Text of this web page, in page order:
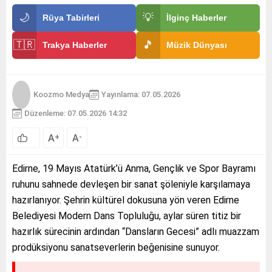
🌙 Rüya Tabirleri 💡 İlginç Haberler
🇹🇷 Trakya Haberler 🎵 Müzik Dünyası
Koozmo Medya Yayınlama: 07.05.2026
Düzenleme: 07.05.2026 14:32
A+ A-
Edirne, 19 Mayıs Atatürk’ü Anma, Gençlik ve Spor Bayramı
ruhunu sahnede devleşen bir sanat şöleniyle karşılamaya
hazırlanıyor. Şehrin kültürel dokusuna yön veren Edirne
Belediyesi Modern Dans Topluluğu, aylar süren titiz bir
hazırlık sürecinin ardından “Dansların Gecesi” adlı muazzam
prodüksiyonu sanatseverlerin beğenisine sunuyor.